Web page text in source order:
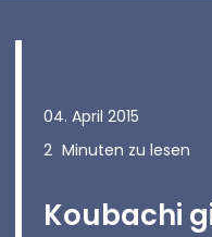
04. April 2015
2 Minuten zu lesen
Koubachi